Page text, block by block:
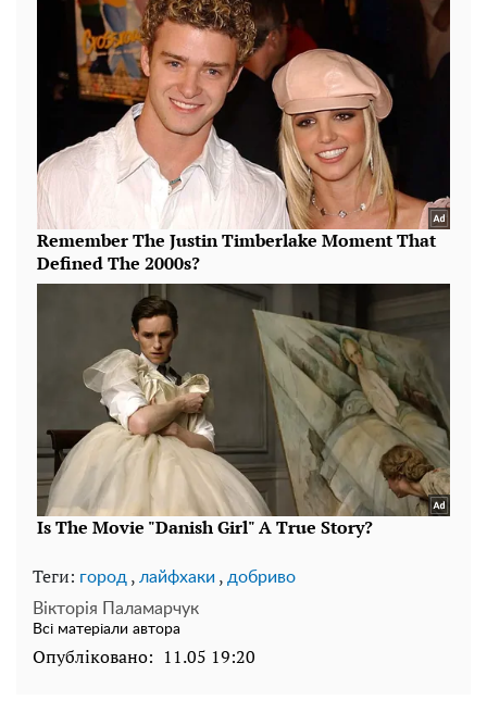
Теги: город , лайфхаки , добриво
Вікторія Паламарчук
Всі матеріали автора
Опубліковано: 11.05 19:20